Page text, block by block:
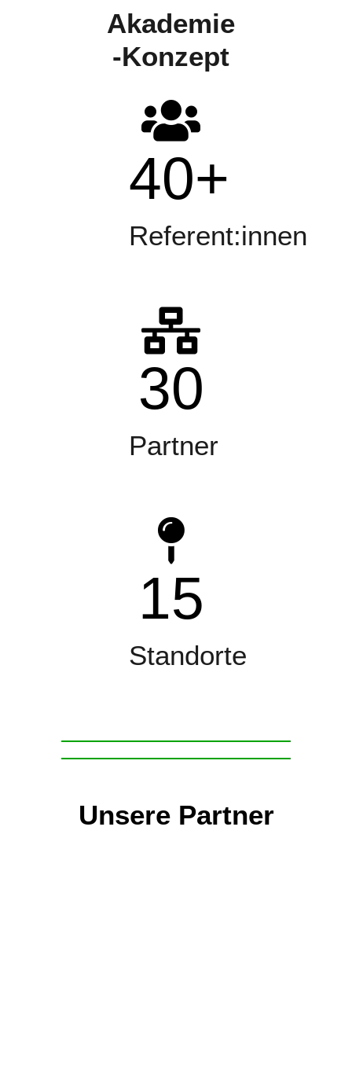
Akademie
-Konzept
40+
Referent:innen
30
Partner
15
Standorte
Unsere Partner